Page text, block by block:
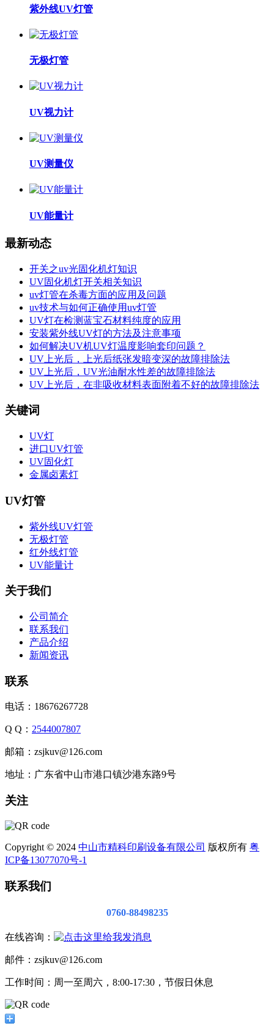
紫外线UV灯管
无极灯管
UV视力计
UV测量仪
UV能量计
最新动态
开关之uv光固化机灯知识
UV固化机灯开关相关知识
uv灯管在杀毒方面的应用及问题
uv技术与如何正确使用uv灯管
UV灯在检测蓝宝石材料纯度的应用
安装紫外线UV灯的方法及注意事项
如何解决UV机UV灯温度影响套印问题？
UV上光后，上光后纸张发暗变深的故障排除法
UV上光后，UV光油耐水性差的故障排除法
UV上光后，在非吸收材料表面附着不好的故障排除法
关键词
UV灯
进口UV灯管
UV固化灯
金属卤素灯
UV灯管
紫外线UV灯管
无极灯管
红外线灯管
UV能量计
关于我们
公司简介
联系我们
产品介绍
新闻资讯
联系
电话：18676267728
Q Q： 2544007807
邮箱：zsjkuv@126.com
地址：广东省中山市港口镇沙港东路9号
关注
Copyright © 2024 中山市精科印刷设备有限公司 版权所有 粤
ICP备13077070号-1
联系我们
0760-88498235
在线咨询：
邮件：zsjkuv@126.com
工作时间：周一至周六，8:00-17:30，节假日休息